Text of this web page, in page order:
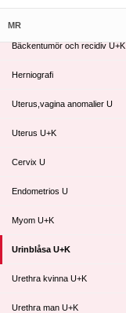
MR
Bäckentumör och recidiv U+K
Herniografi
Uterus,vagina anomalier U
Uterus U+K
Cervix U
Endometrios U
Myom U+K
Urinblåsa U+K
Urethra kvinna U+K
Urethra man U+K